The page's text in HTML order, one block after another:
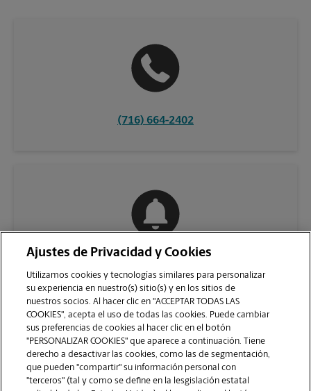
(716) 664-2402
Ajustes de Privacidad y Cookies
Utilizamos cookies y tecnologías similares para personalizar
su experiencia en nuestro(s) sitio(s) y en los sitios de
nuestros socios. Al hacer clic en "ACCEPTAR TODAS LAS
COOKIES", acepta el uso de todas las cookies. Puede cambiar
sus preferencias de cookies al hacer clic en el botón
"PERSONALIZAR COOKIES" que aparece a continuación. Tiene
derecho a desactivar las cookies, como las de segmentación,
que pueden "compartir" su información personal con
"terceros" (tal y como se define en la lesgislación estatal